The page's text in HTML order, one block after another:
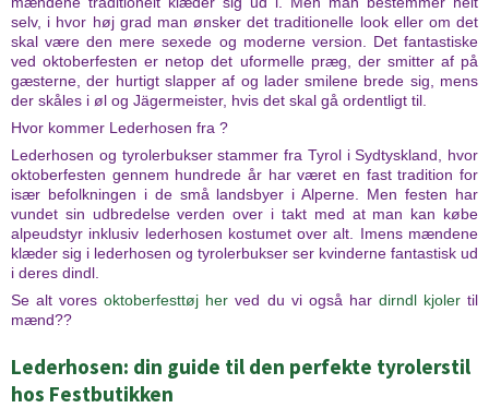
selv, i hvor høj grad man ønsker det traditionelle look eller om det
skal være den mere sexede og moderne version. Det fantastiske
ved oktoberfesten er netop det uformelle præg, der smitter af på
gæsterne, der hurtigt slapper af og lader smilene brede sig, mens
der skåles i øl og Jägermeister, hvis det skal gå ordentligt til.
Hvor kommer Lederhosen fra ?
Lederhosen og tyrolerbukser stammer fra Tyrol i Sydtyskland, hvor
oktoberfesten gennem hundrede år har været en fast tradition for
især befolkningen i de små landsbyer i Alperne. Men festen har
vundet sin udbredelse verden over i takt med at man kan købe
alpeudstyr inklusiv lederhosen kostumet over alt. Imens mændene
klæder sig i lederhosen og tyrolerbukser ser kvinderne fantastisk ud
i deres dindl.
Se alt voresoktoberfesttøj her ved du vi også har dirndl kjolertil
mænd??
Lederhosen: din guide til den perfekte tyrolerstil
hos Festbutikken